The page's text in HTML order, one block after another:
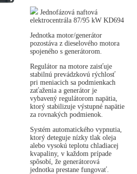
Jednofázová naftová
elektrocentrála 87/95 kW KD694
Jednotka motor/generátor
pozostáva z dieselového motora
spojeného s generátorom.
Regulátor na motore zaisťuje
stabilnú prevádzkovú rýchlosť
pri meniacich sa podmienkach
zaťaženia a generátor je
vybavený regulátorom napätia,
ktorý stabilizuje výstupné napätie
za rovnakých podmienok.
Systém automatického vypnutia,
ktorý deteguje nízky tlak oleja
alebo vysokú teplotu chladiacej
kvapaliny, v každom prípade
spôsobí, že generátorová
jednotka prestane fungovať.